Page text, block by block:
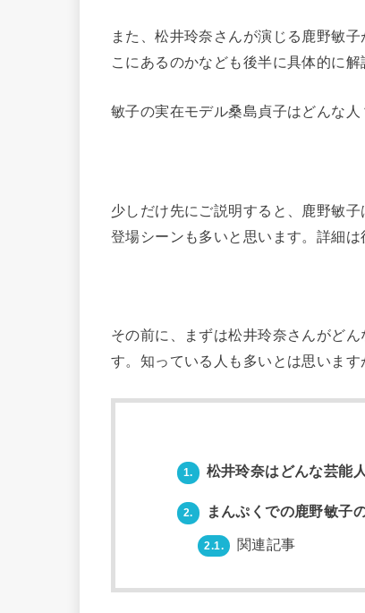
また、松井玲奈さんが演じる鹿野敏
こにあるのかなども後半に具体的に解
敏子の実在モデル桑島貞子はどんな人
少しだけ先にご説明すると、鹿野敏
登場シーンも多いと思います。詳細は
その前に、まずは松井玲奈さんがど
す。知っている人も多いとは思います
1. 松井玲奈はどんな芸能
2. まんぷくでの鹿野敏子
2.1. 関連記事